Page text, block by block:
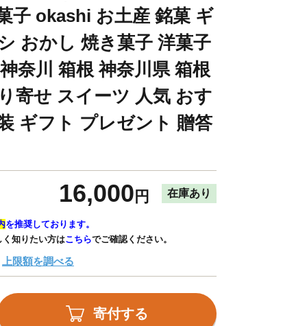
子 okashi お土産 銘菓 ギ
おかし 焼き菓子 洋菓子
奈川 箱根 神奈川県 箱根
寄せ スイーツ 人気 おす
ギフト プレゼント 贈答
16,000 円 在庫あり
を推奨しております。
知りたい方はこちらでご確認ください。
上限額を調べる
寄付する